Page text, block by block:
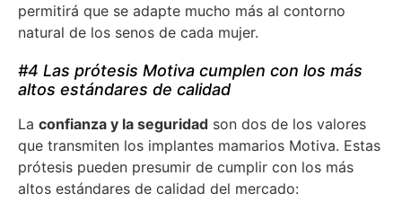
permitirá que se adapte mucho más al contorno
natural de los senos de cada mujer.
#4 Las prótesis Motiva cumplen con los más
altos estándares de calidad
La confianza y la seguridad son dos de los valores
que transmiten los implantes mamarios Motiva. Estas
prótesis pueden presumir de cumplir con los más
altos estándares de calidad del mercado: